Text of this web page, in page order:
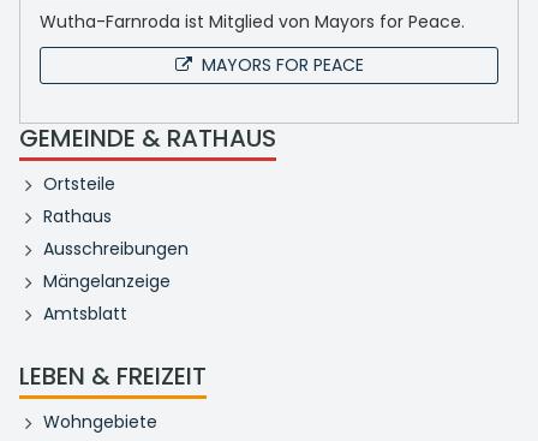
Wutha-Farnroda ist Mitglied von Mayors for Peace.
MAYORS FOR PEACE
GEMEINDE & RATHAUS
Ortsteile
Rathaus
Ausschreibungen
Mängelanzeige
Amtsblatt
LEBEN & FREIZEIT
Wohngebiete